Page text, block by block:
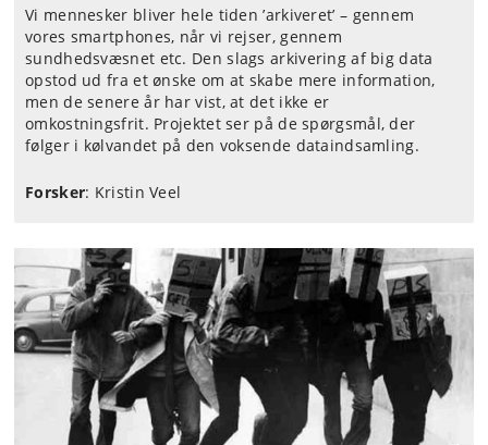
Vi mennesker bliver hele tiden ’arkiveret’ – gennem
vores smartphones, når vi rejser, gennem
sundhedsvæsnet etc. Den slags arkivering af big data
opstod ud fra et ønske om at skabe mere information,
men de senere år har vist, at det ikke er
omkostningsfrit. Projektet ser på de spørgsmål, der
følger i kølvandet på den voksende dataindsamling.
Forsker: Kristin Veel